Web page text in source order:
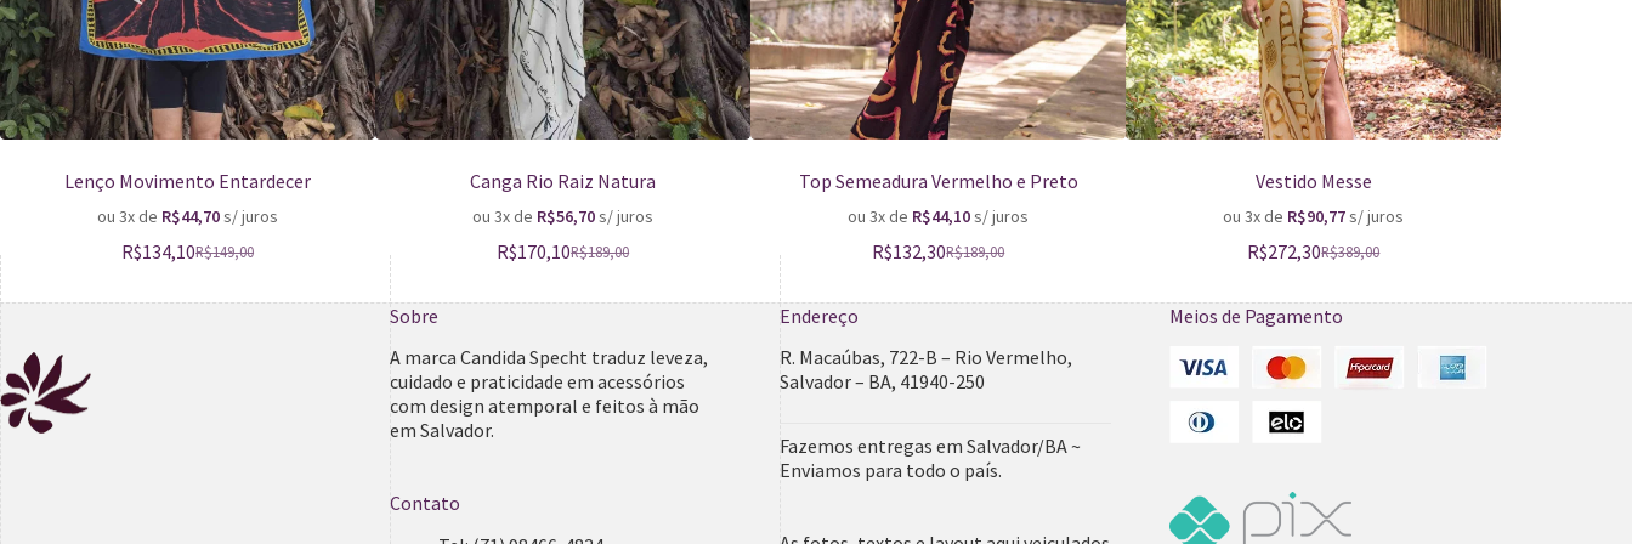
Lenço Movimento Entardecer
ou 3x de R$44,70s/ juros
R$149,00
R$134,10
Canga Rio Raiz Natura
ou 3x de R$56,70s/ juros
R$189,00
R$170,10
Top Semeadura Vermelho e Preto
ou 3x de R$44,10s/ juros
R$189,00
R$132,30
Vestido Messe
ou 3x de R$90,77s/ juros
R$389,00
R$272,30
Sobre
A marca Candida Specht traduz leveza,
cuidado e praticidade em acessórios
com design atemporal e feitos à mão
em Salvador.
Contato
Endereço
R. Macaúbas, 722-B – Rio Vermelho,
Salvador – BA, 41940-250
Fazemos entregas em Salvador/BA ~
Enviamos para todo o país.
Meios de Pagamento